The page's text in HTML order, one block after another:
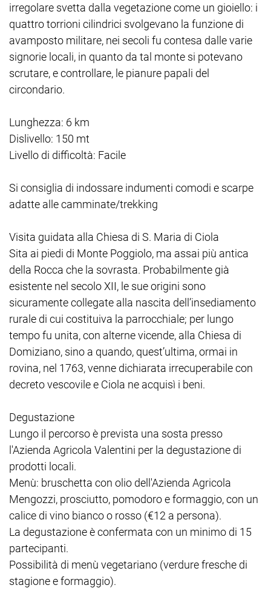
irregolare svetta dalla vegetazione come un gioiello: i
quattro torrioni cilindrici svolgevano la funzione di
avamposto militare, nei secoli fu contesa dalle varie
signorie locali, in quanto da tal monte si potevano
scrutare, e controllare, le pianure papali del
circondario.
Lunghezza: 6 km
Dislivello: 150 mt
Livello di difficoltà: Facile
Si consiglia di indossare indumenti comodi e scarpe
adatte alle camminate/trekking
Visita guidata alla Chiesa di S. Maria di Ciola
Sita ai piedi di Monte Poggiolo, ma assai più antica
della Rocca che la sovrasta. Probabilmente già
esistente nel secolo XII, le sue origini sono
sicuramente collegate alla nascita dell’insediamento
rurale di cui costituiva la parrocchiale; per lungo
tempo fu unita, con alterne vicende, alla Chiesa di
Domiziano, sino a quando, quest’ultima, ormai in
rovina, nel 1763, venne dichiarata irrecuperabile con
decreto vescovile e Ciola ne acquisì i beni.
Degustazione
Lungo il percorso è prevista una sosta presso
l'Azienda Agricola Valentini per la degustazione di
prodotti locali.
Menù: bruschetta con olio dell'Azienda Agricola
Mengozzi, prosciutto, pomodoro e formaggio, con un
calice di vino bianco o rosso (€12 a persona).
La degustazione è confermata con un minimo di 15
partecipanti.
Possibilità di menù vegetariano (verdure fresche di
stagione e formaggio).